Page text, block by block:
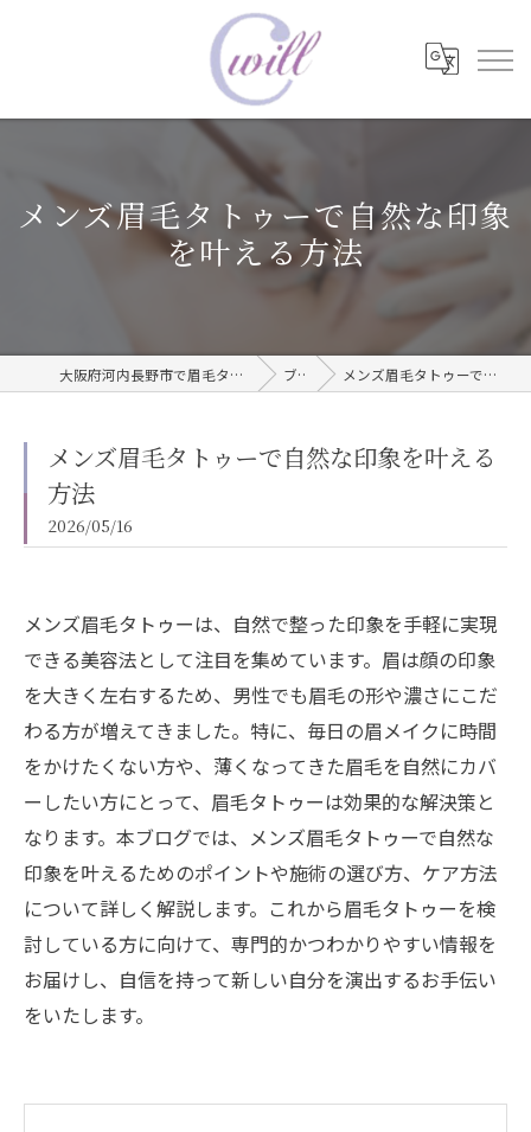
メンズ眉毛タトゥーで自然な印象
を叶える方法
大阪府河内長野市で眉毛タトゥーならwill care サロン ブログ メンズ眉毛タトゥーで自然な印象を叶える方法
メンズ眉毛タトゥーで自然な印象を叶える
方法
2026/05/16
メンズ眉毛タトゥーは、自然で整った印象を手軽に実現
できる美容法として注目を集めています。眉は顔の印象
を大きく左右するため、男性でも眉毛の形や濃さにこだ
わる方が増えてきました。特に、毎日の眉メイクに時間
をかけたくない方や、薄くなってきた眉毛を自然にカバ
ーしたい方にとって、眉毛タトゥーは効果的な解決策と
なります。本ブログでは、メンズ眉毛タトゥーで自然な
印象を叶えるためのポイントや施術の選び方、ケア方法
について詳しく解説します。これから眉毛タトゥーを検
討している方に向けて、専門的かつわかりやすい情報を
お届けし、自信を持って新しい自分を演出するお手伝い
をいたします。